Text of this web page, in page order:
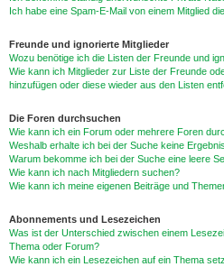
Ich habe eine Spam-E-Mail von einem Mitglied
Freunde und ignorierte Mitglieder
Wozu benötige ich die Listen der Freunde und
Wie kann ich Mitglieder zur Liste der Freunde
hinzufügen oder diese wieder aus den Listen
Die Foren durchsuchen
Wie kann ich ein Forum oder mehrere Foren
Weshalb erhalte ich bei der Suche keine
Warum bekomme ich bei der Suche eine leere
Wie kann ich nach Mitgliedern suchen?
Wie kann ich meine eigenen Beiträge und
Abonnements und Lesezeichen
Was ist der Unterschied zwischen einem
Thema oder Forum?
Wie kann ich ein Lesezeichen auf ein Thema